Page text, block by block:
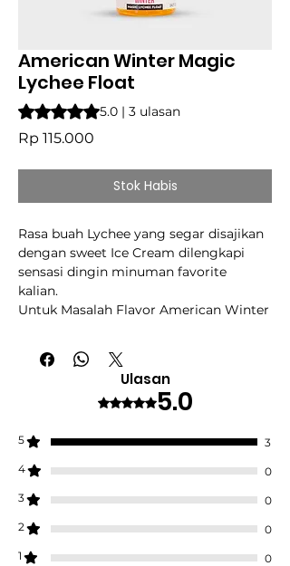
American Winter Magic
Lychee Float
Peringkat adalah 5.0 dari lima bintang
5.0 | 3 ulasan
Rp 115.000
Stok Habis
Rasa buah Lychee yang segar disajikan
dengan sweet Ice Cream dilengkapi
sensasi dingin minuman favorite
kalian.
Untuk Masalah Flavor American Winter
Flavor American Winter Magic sudah
melalui berbagai proses
penyempurnaan untuk menghasilkan
Rasa yang terbaik di setiap Puffnya.
CUKAI 2025
Ulasan
Dinilai 5 dari 5 bintang.
5.0
5
3
4
0
3
0
2
0
1
0